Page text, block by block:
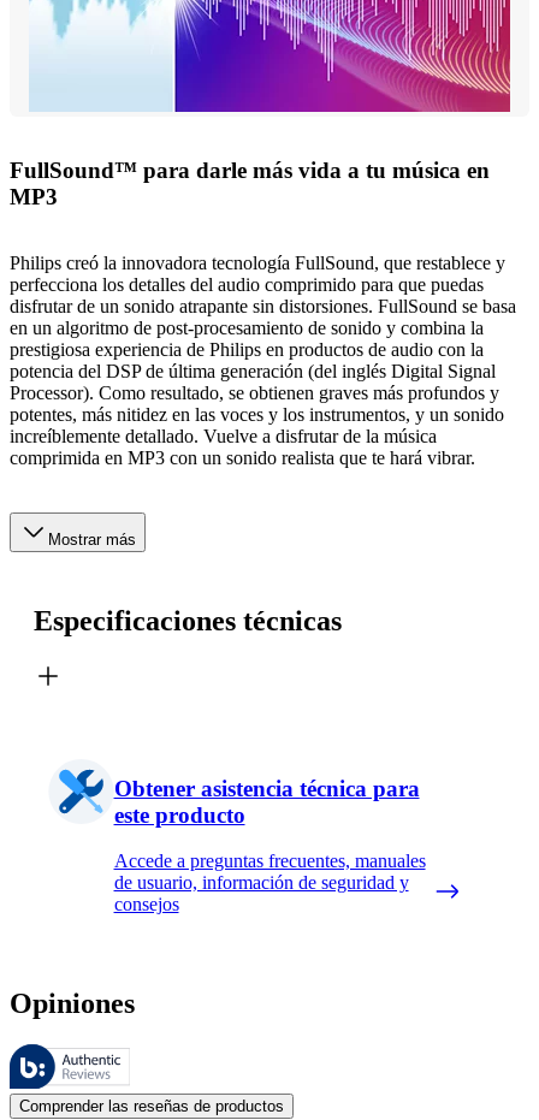
FullSound™ para darle más vida a tu música en
MP3
Philips creó la innovadora tecnología FullSound, que restablece y
perfecciona los detalles del audio comprimido para que puedas
disfrutar de un sonido atrapante sin distorsiones. FullSound se basa
en un algoritmo de post-procesamiento de sonido y combina la
prestigiosa experiencia de Philips en productos de audio con la
potencia del DSP de última generación (del inglés Digital Signal
Processor). Como resultado, se obtienen graves más profundos y
potentes, más nitidez en las voces y los instrumentos, y un sonido
increíblemente detallado. Vuelve a disfrutar de la música
comprimida en MP3 con un sonido realista que te hará vibrar.
Mostrar más
Especificaciones técnicas
Obtener asistencia técnica para
este producto
Accede a preguntas frecuentes, manuales
de usuario, información de seguridad y
consejos
Opiniones
Estas reseñas las gestiona Bazaarvoice y cumplen con la política de
Las opiniones de los clientes en forma de reseñas de productos y
Comprender las reseñas de productos